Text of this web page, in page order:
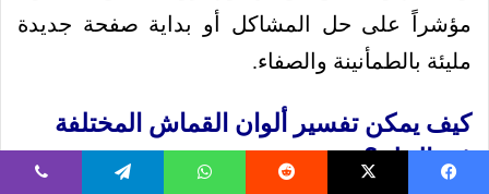
مؤشراً على حل المشاكل أو بداية صفحة جديدة
مليئة بالطمأنينة والصفاء.
كيف يمكن تفسير ألوان القماش المختلفة
في الحلم؟